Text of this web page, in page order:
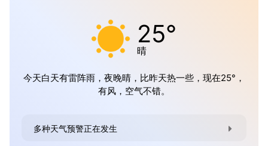
25°
晴
今天白天有雷阵雨，夜晚晴，比昨天热一些，现在25°，
有风，空气不错。
多种天气预警正在发生